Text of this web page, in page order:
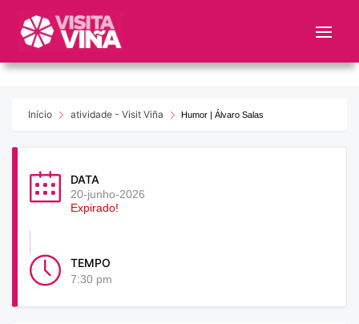
este
web
sistemaInício atividade - Visit Viña Humor | Álvaro Salas
DATA
20-junho-2026
Expirado!
TEMPO
7:30 pm